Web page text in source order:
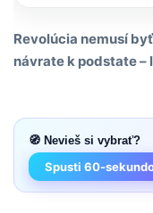
Revolúcia nemusí
návrate k podstate –
🧭 Nevieš si vybrať?
Spusti 60-